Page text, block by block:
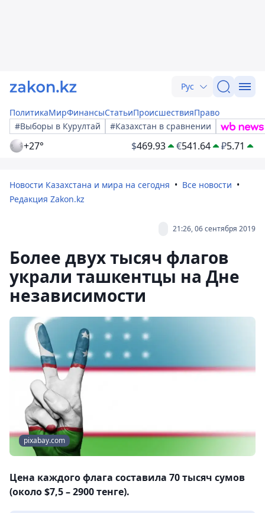
Рус
ПолитикаМирФинансыСтатьиПроисшествияПраво
#Выборы в Курултай
#Казахстан в сравнении
+27° $469.93 €541.64 ₽5.71
Новости Казахстана и мира на сегодня
Все новости
Редакция Zakon.kz
21:26, 06 сентября 2019
Более двух тысяч флагов
украли ташкентцы на Дне
независимости
pixabay.com
Цена каждого флага составила 70 тысяч сумов
(около $7,5 – 2900 тенге).